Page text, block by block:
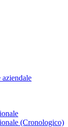
(Cronologico)